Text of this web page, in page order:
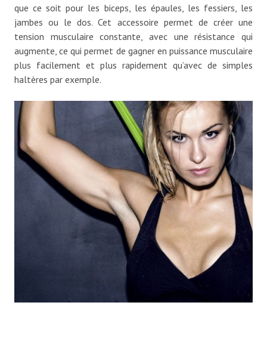
que ce soit pour les biceps, les épaules, les fessiers, les
jambes ou le dos. Cet accessoire permet de créer une
tension musculaire constante, avec une résistance qui
augmente, ce qui permet de gagner en puissance musculaire
plus facilement et plus rapidement qu’avec de simples
haltères par exemple.